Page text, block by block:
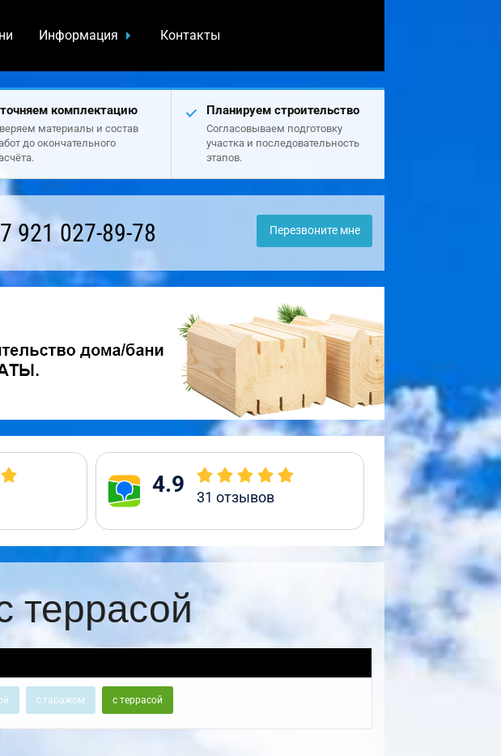
Информация Контакты
комплектацию
материалы и состав
до окончательного
Планируем строительство
Согласовываем подготовку
участка и последовательность
этапов.
921 027-89-78 Перезвоните мне
4.9 31 отзывов
террасой
с гаражом с террасой